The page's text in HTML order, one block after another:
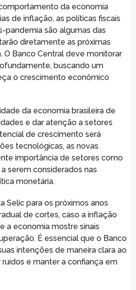
da economia
de inflação, as políticas fiscais
pandemia são algumas das
diretamente as próximas
O Banco Central deve monitorar
buscando um
o crescimento econômico
da economia brasileira de
e dar atenção a setores
de crescimento será
tecnológicas, as novas
importância de setores como
serem considerados nas
monetária.
Selic para os próximos anos
de cortes, caso a inflação
a economia mostre sinais
É essencial que o Banco
intenções de maneira clara ao
e manter a confiança em